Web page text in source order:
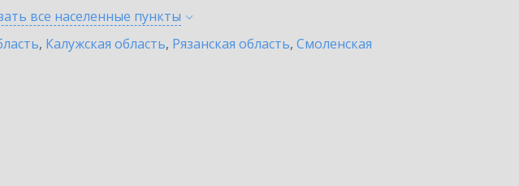
все населенные пункты
, Калужская область, Рязанская область, Смоленская